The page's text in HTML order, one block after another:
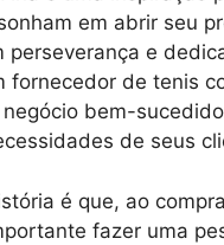
em abrir seu
perseverança e
fornecedor de tenis
bem-
de seus
é que, ao
fazer uma